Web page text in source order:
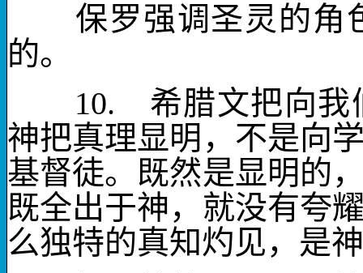
保罗强调圣灵的角
的。
10. 希腊文把向我
神把真理显明，不是向
基督徒。既然是显明的
既全出于神，就没有夸
么独特的真知灼见，是